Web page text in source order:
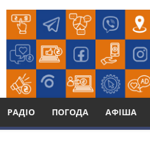
РАДІО ПОГОДА АФІША